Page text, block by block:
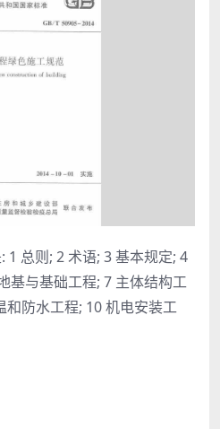
1 总则; 2 术语; 3 基本规定; 4
基与基础工程; 7 主体结构工
和防水工程; 10 机电安装工